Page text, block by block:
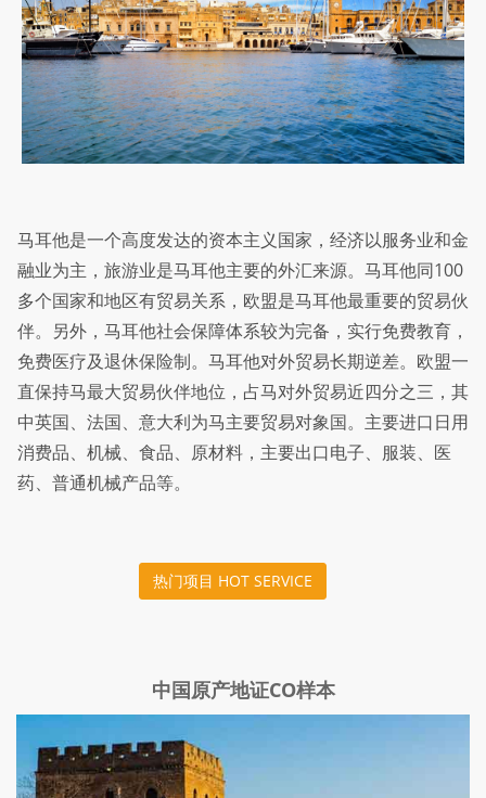
马耳他是一个高度发达的资本主义国家，经济以服务业和金
融业为主，旅游业是马耳他主要的外汇来源。马耳他同100
多个国家和地区有贸易关系，欧盟是马耳他最重要的贸易伙
伴。另外，马耳他社会保障体系较为完备，实行免费教育，
免费医疗及退休保险制。马耳他对外贸易长期逆差。欧盟一
直保持马最大贸易伙伴地位，占马对外贸易近四分之三，其
中英国、法国、意大利为马主要贸易对象国。主要进口日用
消费品、机械、食品、原材料，主要出口电子、服装、医
药、普通机械产品等。
热门项目 HOT SERVICE
中国原产地证CO样本